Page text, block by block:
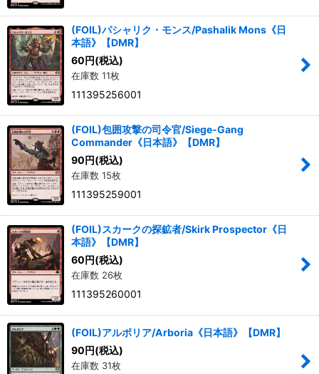
(FOIL)パシャリク・モンス/Pashalik Mons《日
本語》【DMR】
60円(税込)
在庫数 11枚
111395256001
(FOIL)包囲攻撃の司令官/Siege-Gang
Commander《日本語》【DMR】
90円(税込)
在庫数 15枚
111395259001
(FOIL)スカークの探鉱者/Skirk Prospector《日
本語》【DMR】
60円(税込)
在庫数 26枚
111395260001
(FOIL)アルボリア/Arboria《日本語》【DMR】
90円(税込)
在庫数 31枚